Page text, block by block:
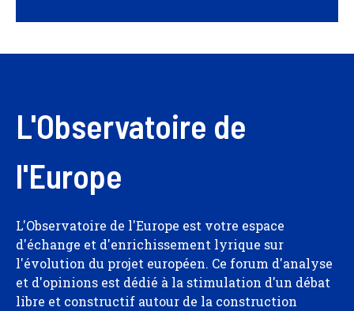
L'Observatoire de
l'Europe
L'Observatoire de l'Europe est votre espace
d'échange et d'enrichissement lyrique sur
l'évolution du projet européen. Ce forum d'analyse
et d'opinions est dédié à la stimulation d'un débat
libre et constructif autour de la construction